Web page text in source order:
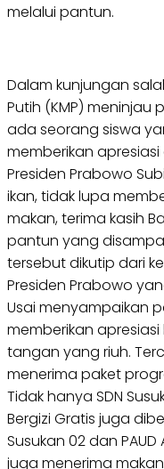
melalui pantun.
Dalam kunjungan
Putih (KMP) meninjau
ada seorang siswa
memberikan
Presiden Prabowo
ikan, tidak lupa
makan, terima kasih
pantun yang
tersebut dikutip dari
Presiden Prabowo
Usai menyampaikan
memberikan
tangan yang riuh.
menerima paket
Tidak hanya SDN
Bergizi Gratis juga
Susukan 02 dan
juga menerima